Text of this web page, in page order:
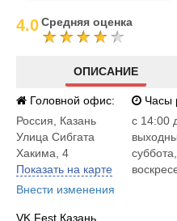
4.0Средняя оценка
ОПИСАНИЕ
Головной офис:
Россия
Казань
Улица Сибгата
Хакима, 4
Показать на карте
Внести изменения
Часы
c 14:00
суббота,
VK Fest Казань